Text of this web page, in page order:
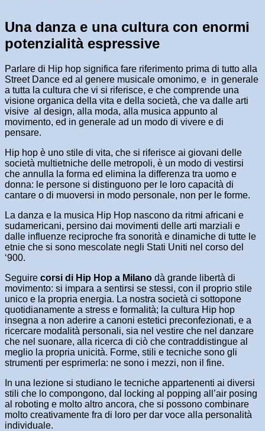
Una danza e una cultura con enormi
potenzialità espressive
Parlare di Hip hop significa fare riferimento prima di tutto alla
Street Dance ed al genere musicale omonimo, e in generale
a tutta la cultura che vi si riferisce, e che comprende una
visione organica della vita e della società, che va dalle arti
visive al design, alla moda, alla musica appunto al
movimento, ed in generale ad un modo di vivere e di
pensare.
Hip hop è uno stile di vita, che si riferisce ai giovani delle
società multietniche delle metropoli, è un modo di vestirsi
che annulla la forma ed elimina la differenza tra uomo e
donna: le persone si distinguono per le loro capacità di
cantare o di muoversi in modo personale, non per le forme.
La danza e la musica Hip Hop nascono da ritmi africani e
sudamericani, persino dai movimenti delle arti marziali e
dalle influenze reciproche fra sonorità e dinamiche di tutte le
etnie che si sono mescolate negli Stati Uniti nel corso del
‘900.
Seguire corsi di Hip Hop a Milano dà grande libertà di
movimento: si impara a sentirsi se stessi, con il proprio stile
unico e la propria energia. La nostra società ci sottopone
quotidianamente a stress e formalità; la cultura Hip hop
insegna a non aderire a canoni estetici preconfezionati, e a
ricercare modalità personali, sia nel vestire che nel danzare
che nel suonare, alla ricerca di ciò che contraddistingue al
meglio la propria unicità. Forme, stili e tecniche sono gli
strumenti per esprimerla: ne sono i mezzi, non il fine.
In una lezione si studiano le tecniche appartenenti ai diversi
stili che lo compongono, dal locking al popping all’air posing
al roboting e molto altro ancora, che si possono combinare
molto creativamente fra di loro per dar voce alla personalità
individuale.